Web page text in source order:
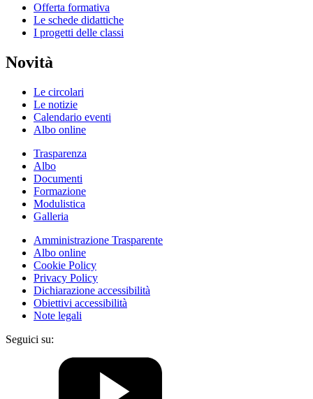
Offerta formativa
Le schede didattiche
I progetti delle classi
Novità
Le circolari
Le notizie
Calendario eventi
Albo online
Trasparenza
Albo
Documenti
Formazione
Modulistica
Galleria
Amministrazione Trasparente
Albo online
Cookie Policy
Privacy Policy
Dichiarazione accessibilità
Obiettivi accessibilità
Note legali
Seguici su: